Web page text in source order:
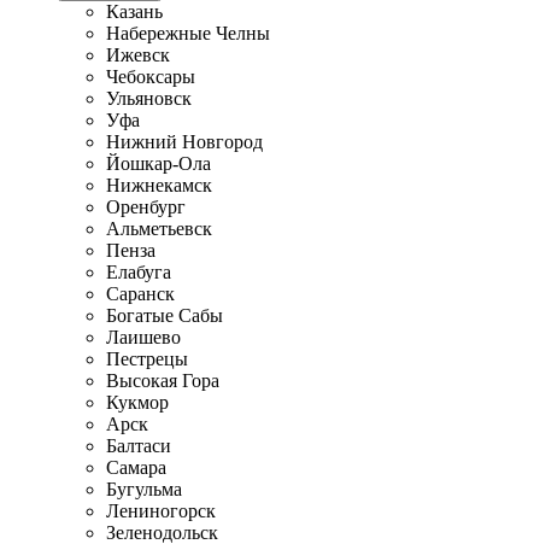
Казань
Набережные Челны
Ижевск
Чебоксары
Ульяновск
Уфа
Нижний Новгород
Йошкар-Ола
Нижнекамск
Оренбург
Альметьевск
Пенза
Елабуга
Саранск
Богатые Сабы
Лаишево
Пестрецы
Высокая Гора
Кукмор
Арск
Балтаси
Самара
Бугульма
Лениногорск
Зеленодольск